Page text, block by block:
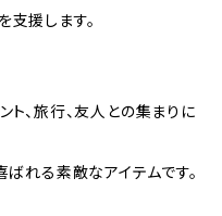
援します。
、旅行、友人との集まりに
れる素敵なアイテムです。